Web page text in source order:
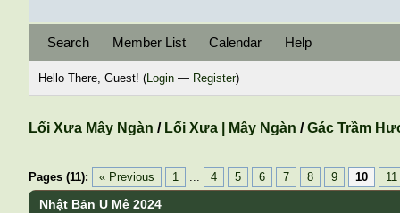
Search Member List Calendar Help
Hello There, Guest! (Login — Register)
Lối Xưa Mây Ngàn / Lối Xưa | Mây Ngàn /Gác Trầm
Pages (11): « Previous 1 ... 4 5 6 7 8 9 10 11
Nhật Bản U Mê 2024